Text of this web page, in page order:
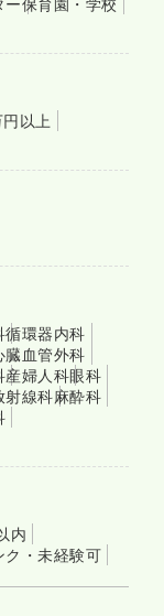
ー保育園・学校
以上
循環器内科
臓血管外科
産婦人科眼科
射線科麻酔科
内
ク・未経験可